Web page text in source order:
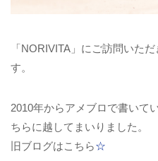
「NORIVITA」にご訪問いた
す。
2010年からアメブロで書いて
ちらに越してまいりました。
旧ブログはこちら☆